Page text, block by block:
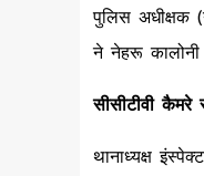
पुलिस अधीक्षक
ने नेहरू कालोनी
सीसीटीवी
थानाध्यक्ष